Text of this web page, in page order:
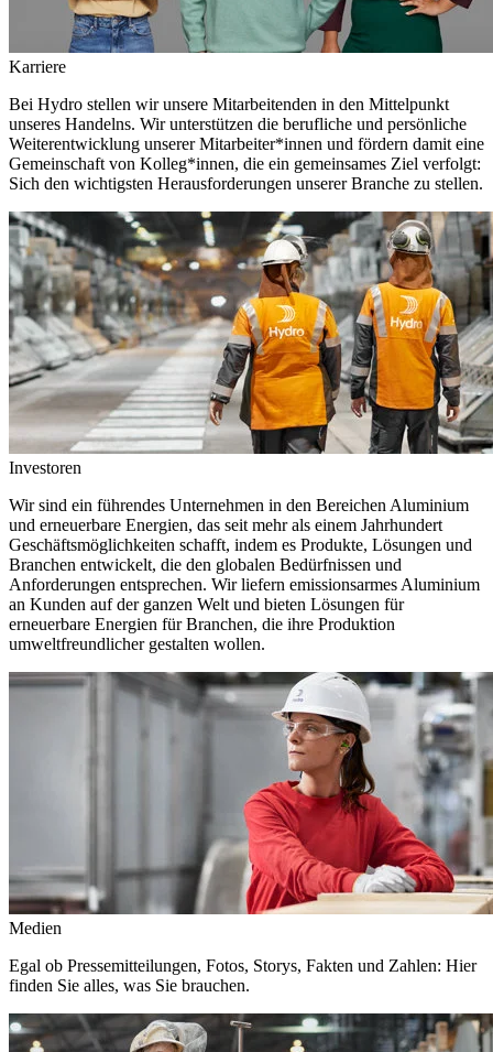
Karriere
Bei Hydro stellen wir unsere Mitarbeitenden in den Mittelpunkt
unseres Handelns. Wir unterstützen die berufliche und persönliche
Weiterentwicklung unserer Mitarbeiter*innen und fördern damit eine
Gemeinschaft von Kolleg*innen, die ein gemeinsames Ziel verfolgt:
Sich den wichtigsten Herausforderungen unserer Branche zu stellen.
Investoren
Wir sind ein führendes Unternehmen in den Bereichen Aluminium
und erneuerbare Energien, das seit mehr als einem Jahrhundert
Geschäftsmöglichkeiten schafft, indem es Produkte, Lösungen und
Branchen entwickelt, die den globalen Bedürfnissen und
Anforderungen entsprechen. Wir liefern emissionsarmes Aluminium
an Kunden auf der ganzen Welt und bieten Lösungen für
erneuerbare Energien für Branchen, die ihre Produktion
umweltfreundlicher gestalten wollen.
Medien
Egal ob Pressemitteilungen, Fotos, Storys, Fakten und Zahlen: Hier
finden Sie alles, was Sie brauchen.